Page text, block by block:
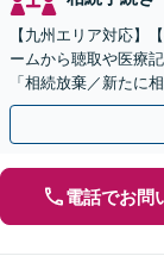
【九州エリア対応】
ームから聴取や医療
「相続放棄／新たに
応まで、きめ細やか
電話でお問